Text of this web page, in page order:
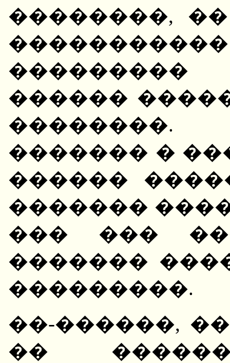
��������,
���������
������
��������.
������� �
������
�������
��� ���
�������
���������.
��-������,
��